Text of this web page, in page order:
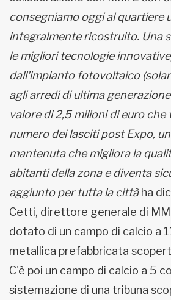
consegniamo oggi al quartiere
integralmente ricostruito. Una
le migliori tecnologie
dall'impianto fotovoltaico
agli arredi di ultima
valore di 2,5 milioni di euro che
numero dei lasciti post Expo,
mantenuta che migliora la
abitanti della zona e diventa
aggiunto per tutta la cittàha
Cetti, direttore generale di MM
dotato di un campo di calcio a
metallica prefabbricata
C'è poi un campo di calcio a 5
sistemazione di una tribuna